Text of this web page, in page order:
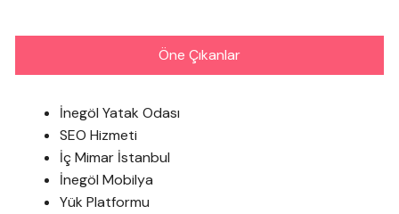
Öne Çıkanlar
İnegöl Yatak Odası
SEO Hizmeti
İç Mimar İstanbul
İnegöl Mobilya
Yük Platformu